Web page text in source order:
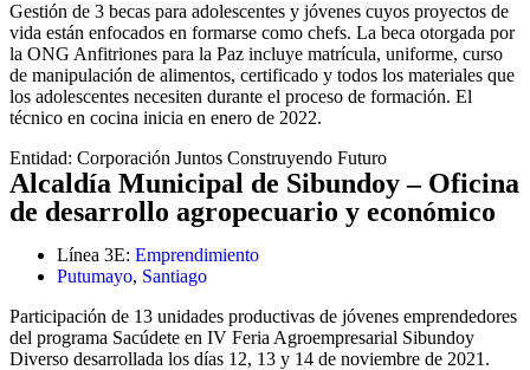
Gestión de 3 becas para adolescentes y jóvenes cuyos proyectos de
vida están enfocados en formarse como chefs. La beca otorgada por
la ONG Anfitriones para la Paz incluye matrícula, uniforme, curso
de manipulación de alimentos, certificado y todos los materiales que
los adolescentes necesiten durante el proceso de formación. El
técnico en cocina inicia en enero de 2022.
Entidad: Corporación Juntos Construyendo Futuro
Alcaldía Municipal de Sibundoy – Oficina
de desarrollo agropecuario y económico
Línea 3E: Emprendimiento
Putumayo, Santiago
Participación de 13 unidades productivas de jóvenes emprendedores
del programa Sacúdete en IV Feria Agroempresarial Sibundoy
Diverso desarrollada los días 12, 13 y 14 de noviembre de 2021.